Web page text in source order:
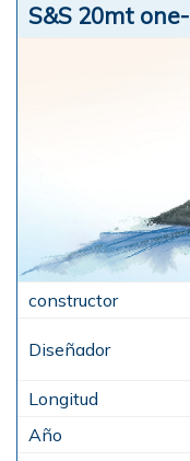
S&S 20mt